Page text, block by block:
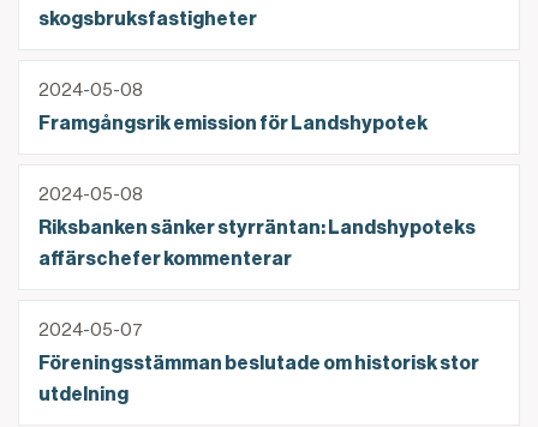
skogsbruksfastigheter
2024-05-08
Framgångsrik emission för Landshypotek
2024-05-08
Riksbanken sänker styrräntan: Landshypoteks
affärschefer kommenterar
2024-05-07
Föreningsstämman beslutade om historisk stor
utdelning